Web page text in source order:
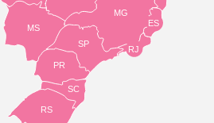
MS
PR
SC
RS
SP
MG
RJ
ES